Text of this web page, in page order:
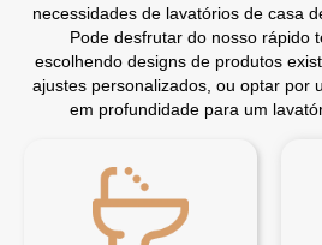
necessidades de lavatórios de casa
Pode desfrutar do nosso rápido
escolhendo designs de produtos
ajustes personalizados, ou optar por
em profundidade para um